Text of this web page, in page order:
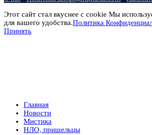
Этот сайт стал вкуснее с cookie Мы
для вашего удобства.Политика
Принять
Главная
Новости
Мистика
НЛО, пришельцы